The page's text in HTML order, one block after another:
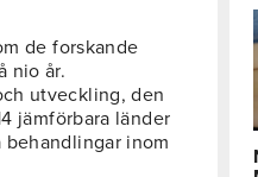
de forskande
nio år.
utveckling, den
jämförbara länder
behandlingar inom